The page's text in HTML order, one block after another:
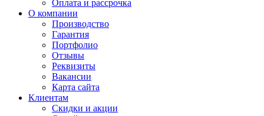
Оплата и рассрочка
О компании
Производство
Гарантия
Портфолио
Отзывы
Реквизиты
Вакансии
Карта сайта
Клиентам
Скидки и акции